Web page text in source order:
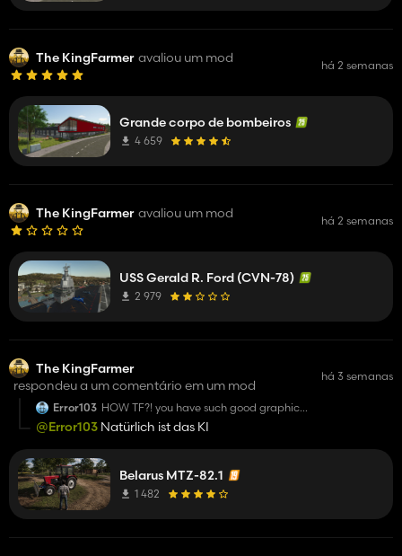
The KingFarmer avaliou um mod há 2 semanas
Grande corpo de bombeiros
4 659
The KingFarmer avaliou um mod há 2 semanas
USS Gerald R. Ford (CVN-78)
2 979
The KingFarmer
respondeu a um comentário em um mod
há 3 semanas
Error103 HOW TF?! you have such good graphic?!
Is this AI ?
@Error103 Natürlich ist das KI
Belarus MTZ-82.1
1 482